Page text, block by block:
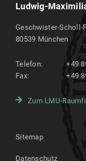
Ludwig-
Geschwister-Scholl-
80539 München
Telefon:
+49
Fax:
+49
Zum LMU-
Sitemap
Datenschutz